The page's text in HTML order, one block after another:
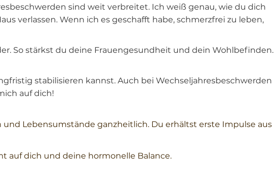
sind weit verbreitet. Ich weiß genau, wie du dich
verlassen. Wenn ich es geschafft habe, schmerzfrei zu leben,
So stärkst du deine Frauengesundheit und dein Wohlbefinden.
stabilisieren kannst. Auch bei Wechseljahresbeschwerden
auf dich!
Lebensumstände ganzheitlich. Du erhältst erste Impulse aus
auf dich und deine hormonelle Balance.